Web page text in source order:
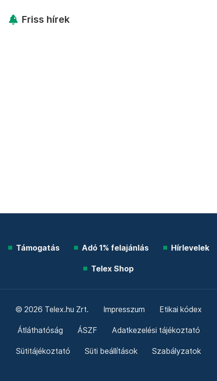
Friss hírek
Támogatás Adó 1% felajánlás Hírlevelek
Telex Shop
© 2026 Telex.hu Zrt. Impresszum Etikai kódex
Átláthatóság ÁSZF Adatkezelési tájékoztató
Sütitájékoztató Süti beállítások Szabályzatok